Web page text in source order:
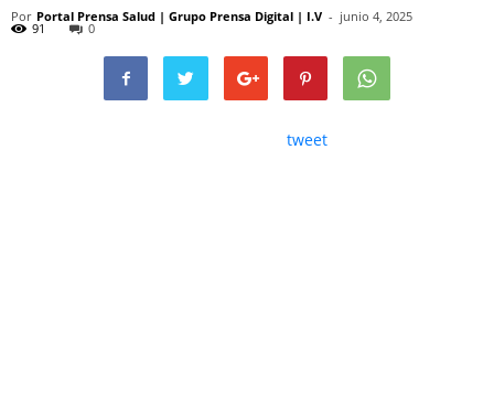
Por Portal Prensa Salud | Grupo Prensa Digital | I.V - junio 4, 2025
91 0
tweet